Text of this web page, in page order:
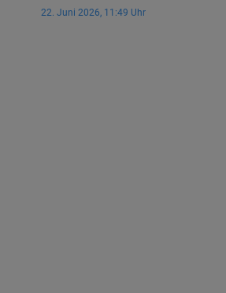
mehr als nur eine kurzfristige
22. Juni 2026, 11:49 Uhr